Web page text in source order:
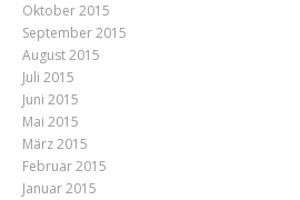
Oktober 2015
September 2015
August 2015
Juli 2015
Juni 2015
Mai 2015
März 2015
Februar 2015
Januar 2015